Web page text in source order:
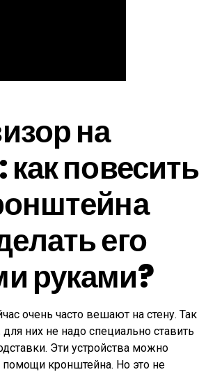
на
как повесить
его
руками?
очень часто вешают на стену. Так
них не надо специально ставить
Эти устройства можно
помощи кронштейна. Но это не